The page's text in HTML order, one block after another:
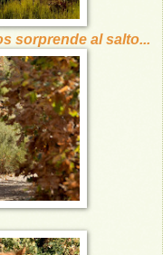
sorprende al salto...